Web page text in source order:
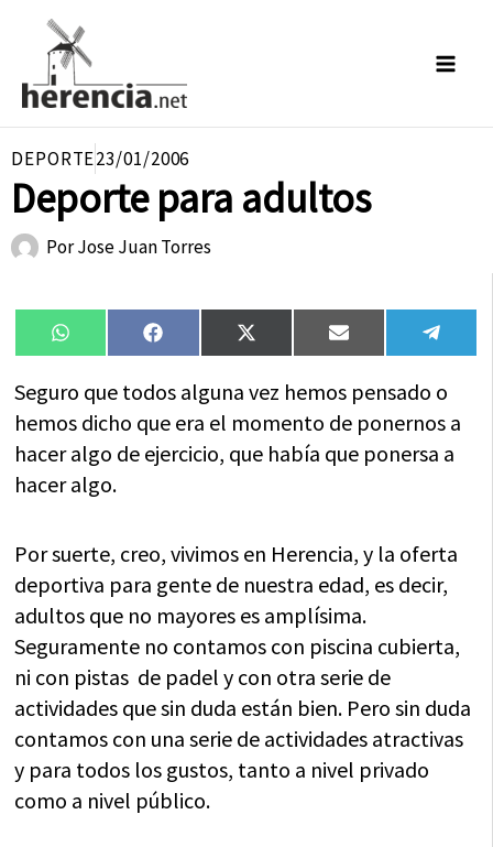
contenido
DEPORTE23/01/2006
Deporte para adultos
PorJose Juan Torres
Compartir
en
WhatsAppCompartir
en
FacebookCompartir
en
X
(Twitter)
Compartir
en
Email
en
Seguro que todos alguna vez hemos pensado o
hemos dicho que era el momento de ponernos a
hacer algo de ejercicio, que había que ponersa a
hacer algo.
Por suerte, creo, vivimos en Herencia, y la oferta
deportiva para gente de nuestra edad, es decir,
adultos que no mayores es amplísima.
Seguramente no contamos con piscina cubierta,
ni con pistas de padel y con otra serie de
actividades que sin duda están bien. Pero sin duda
contamos con una serie de actividades atractivas
y para todos los gustos, tanto a nivel privado
como a nivel público.